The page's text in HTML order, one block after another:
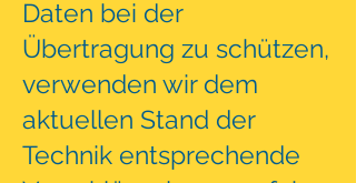
Daten bei der
Übertragung zu schützen,
verwenden wir dem
aktuellen Stand der
Technik entsprechende